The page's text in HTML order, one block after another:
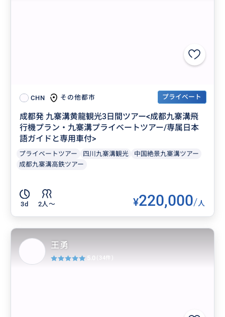
CHN その他都市 プライベート
成都発 九寨溝黄龍観光3日間ツアー<成都九寨溝飛
行機プラン・九寨溝プライベートツアー/専属日本
語ガイドと専用車付>
プライベートツアー 四川九寨溝観光
中国絶景九寨溝ツアー
成都九寨溝高鉄ツアー
3d 2人〜 ¥220,000/人
王勇
5.0 (34件)